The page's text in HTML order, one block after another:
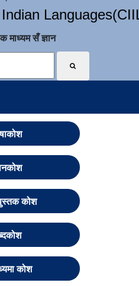
माध्यम सँ ज्ञान
कोश
कोश